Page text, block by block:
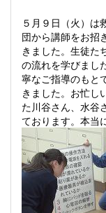
５月９ 日（火）は
団から講師をお招
きました。生徒た
の流れを学びまし
寧なご指導のもと
きました。お忙し
た川谷さん、水谷
ております。本当